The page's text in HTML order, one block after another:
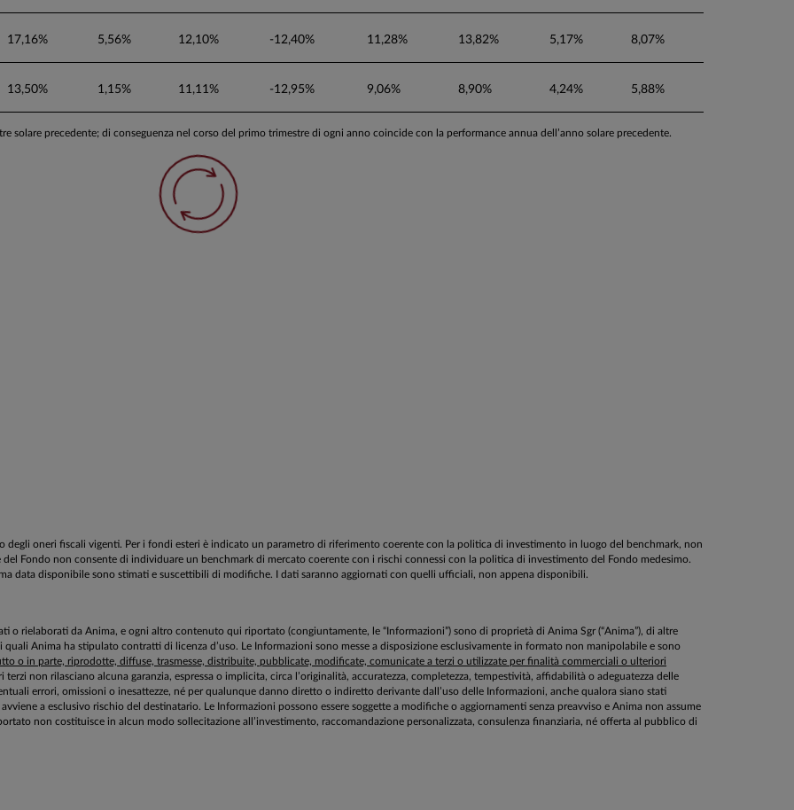
17,16% 5,56% 12,10% -12,40% 11,28% 13,82% 5,17% 8,07%
13,50% 1,15% 11,11% -12,95% 9,06% 8,90% 4,24% 5,88%
solare precedente; di conseguenza nel corso del primo trimestre di ogni anno coincide con la performance annua dell’anno solare precedente.
oneri fiscali vigenti. Per i fondi esteri è indicato un parametro di riferimento coerente con la politica di investimento in luogo del benchmark, non
Fondo non consente di individuare un benchmark di mercato coerente con i rischi connessi con la politica di investimento del Fondo medesimo.
data disponibile sono stimati e suscettibili di modifiche. I dati saranno aggiornati con quelli ufficiali, non appena disponibili.
o rielaborati da Anima, e ogni altro contenuto qui riportato (congiuntamente, le “Informazioni”) sono di proprietà di Anima Sgr (“Anima”), di altre
Anima ha stipulato contratti di licenza d’uso. Le Informazioni sono messe a disposizione esclusivamente in formato non manipolabile e sono
o in parte, riprodotte, diffuse, trasmesse, distribuite, pubblicate, modificate, comunicate a terzi o utilizzate per finalità commerciali o ulteriori
non rilasciano alcuna garanzia, espressa o implicita, circa l’originalità, accuratezza, completezza, tempestività, affidabilità o adeguatezza delle
errori, omissioni o inesattezze, né per qualunque danno diretto o indiretto derivante dall’uso delle Informazioni, anche qualora siano stati
a esclusivo rischio del destinatario. Le Informazioni possono essere soggette a modifiche o aggiornamenti senza preavviso e Anima non assume
non costituisce in alcun modo sollecitazione all’investimento, raccomandazione personalizzata, consulenza finanziaria, né offerta al pubblico di